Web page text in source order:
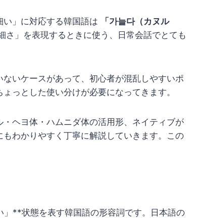
」に対応する韓国語は
「가늘다（カヌル
」を表現するときに使う、日常会話でとても
いケースがあって、初心者が混乱しやすいポ
っとした使い分けが必要になってきます。
ヘヨ体・ハムニダ体の活用形、ネイティブが
わかりやすく丁寧に解説していきます。この
」**状態を表す韓国語の形容詞です。日本語の